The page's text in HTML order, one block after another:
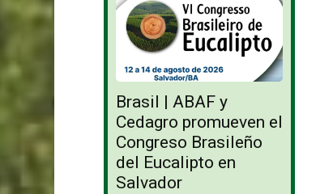
Brasil | ABAF y
Cedagro promueven el
Congreso Brasileño
del Eucalipto en
Salvador